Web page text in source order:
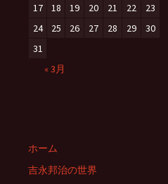
17
18 19 20 21 22
23
24
25 26 27 28 29
30
31
« 3月
ホーム
吉永邦治の世界